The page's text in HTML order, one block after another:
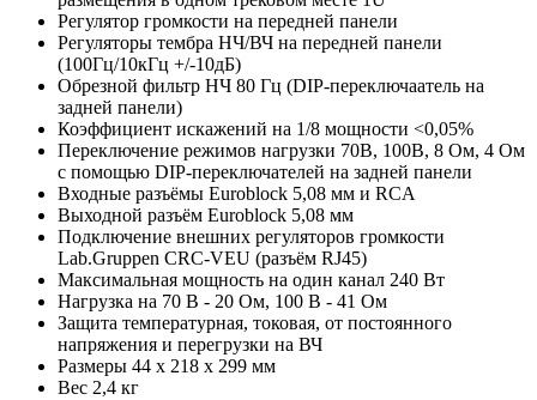
Регулятор громкости на передней панели
Регуляторы тембра НЧ/ВЧ на передней панели
(100Гц/10кГц +/-10дБ)
Обрезной фильтр НЧ 80 Гц (DIP-переключаатель на
задней панели)
Коэффициент искажений на 1/8 мощности <0,05%
Переключение режимов нагрузки 70В, 100В, 8 Ом, 4 Ом
с помощью DIP-переключателей на задней панели
Входные разъёмы Euroblock 5,08 мм и RCA
Выходной разъём Euroblock 5,08 мм
Подключение внешних регуляторов громкости
Lab.Gruppen CRC-VEU (разъём RJ45)
Максимальная мощность на один канал 240 Вт
Нагрузка на 70 В - 20 Ом, 100 В - 41 Ом
Защита температурная, токовая, от постоянного
напряжения и перегрузки на ВЧ
Размеры 44 x 218 x 299 мм
Вес 2,4 кг